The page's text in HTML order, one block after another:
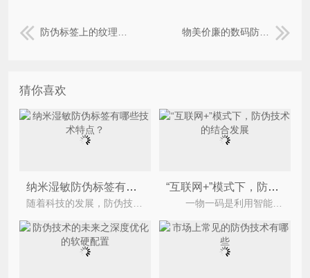
防伪标签上的纹理防伪标签技术是什么？ 物美价廉的数码防伪印刷技术
猜你喜欢
纳米湿敏防伪标签有哪些技术特点？ “互联网+”模式下，防伪技术的结合发展